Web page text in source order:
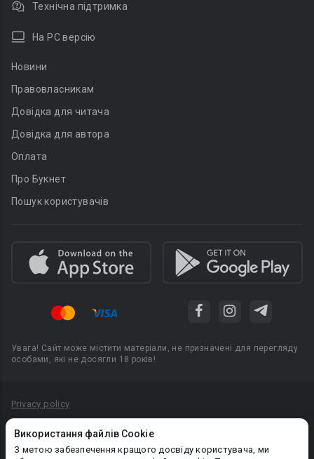
Використання файлів Cookie
З метою забезпечення кращого досвіду користувача, ми
Технічна підтримка
На PC версію
Новини
Правовласникам
Довідка для читача
Довідка для автора
Оплата
Про Букнет
Пошук користувачів
Увага! Сайт може містити матеріали, не призначені для перегляду
особами, які не досягли 18 років!
Privacy policy
Політика конфіденційності